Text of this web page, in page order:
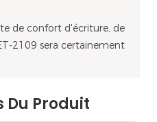
de confort d'écriture, de
2109 sera certainement
Produit